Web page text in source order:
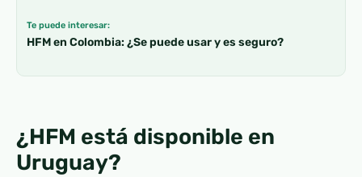
Te puede interesar:
HFM en Colombia: ¿Se puede usar y es seguro?
¿HFM está disponible en
Uruguay?